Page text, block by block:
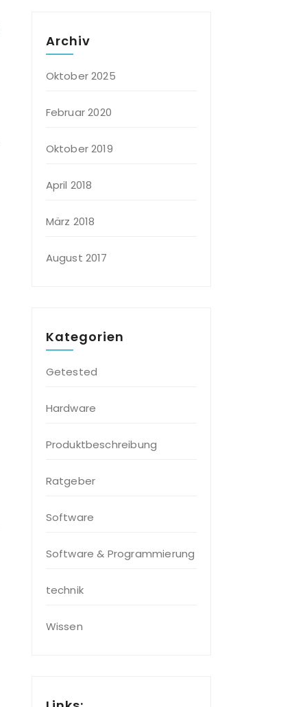
Archiv
Oktober 2025
Februar 2020
Oktober 2019
April 2018
März 2018
August 2017
Kategorien
Getested
Hardware
Produktbeschreibung
Ratgeber
Software
Software & Programmierung
technik
Wissen